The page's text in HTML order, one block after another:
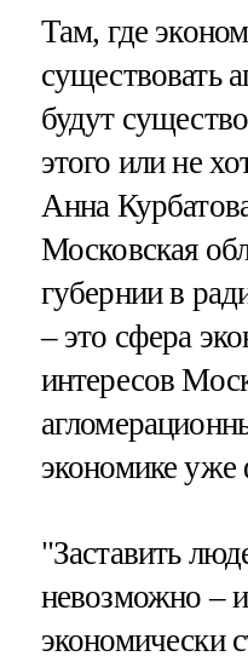
Там, где
существовать
будут
этого или не
Анна
Московская
губернии в
– это сфера
интересов
экономике
"Заставить
невозможно –
экономически